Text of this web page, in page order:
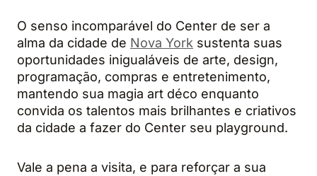
O senso incomparável do Center de ser a
alma da cidade de Nova York sustenta suas
oportunidades inigualáveis de arte, design,
programação, compras e entretenimento,
mantendo sua magia art déco enquanto
convida os talentos mais brilhantes e criativos
da cidade a fazer do Center seu playground.
Vale a pena a visita, e para reforçar a sua